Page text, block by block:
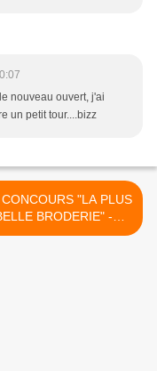
nouveau ouvert, j'ai
un petit tour....bizz
"LA PLUS
BRODERIE" -
MILLÉSIME 2020.... J-5 >